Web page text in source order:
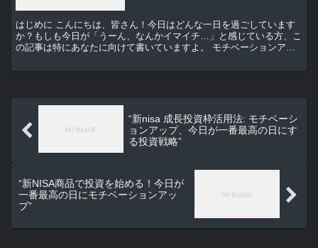
はじめに こんにちは、皆さん！今日はどんな一日を過ごしています
か？もしも今日が「うーん、なんかイマイチ…」と感じている方、こ
の記事は特にあなたに向けて書いていますよ。 モチベーションアッ
“新nisa 成長投資枠活用法: モチベーシ
ョンアップ、今日が一番最高の日にす
る投資戦略”
“新NISA商品で投資を始める！今日が
一番最高の日にモチベーションアッ
プ”